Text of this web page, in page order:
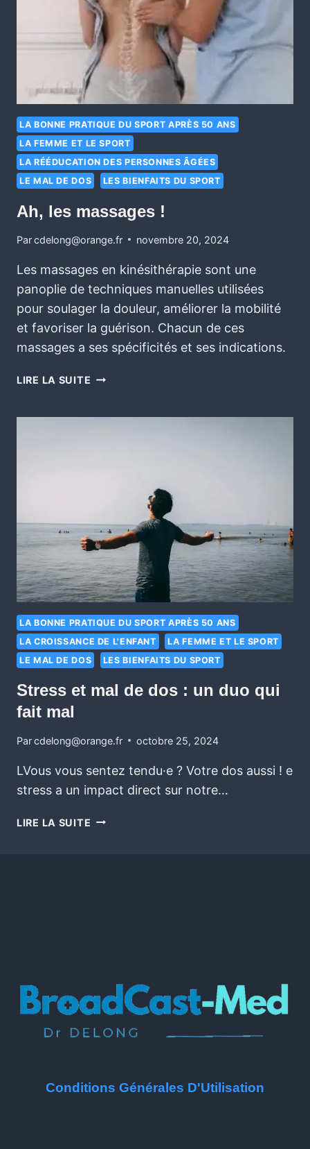
LA BONNE PRATIQUE DU SPORT APRÈS 50 ANS
LA FEMME ET LE SPORT
LA RÉÉDUCATION DES PERSONNES ÂGÉES
LE MAL DE DOS
LES BIENFAITS DU SPORT
Ah, les massages !
Parcdelong@orange.fr novembre 20, 2024
Les massages en kinésithérapie sont une
panoplie de techniques manuelles utilisées
pour soulager la douleur, améliorer la mobilité
et favoriser la guérison. Chacun de ces
massages a ses spécificités et ses indications.
LIRE LA SUITE
LA BONNE PRATIQUE DU SPORT APRÈS 50 ANS
LA CROISSANCE DE L'ENFANT
LA FEMME ET LE SPORT
LE MAL DE DOS
LES BIENFAITS DU SPORT
Stress et mal de dos : un duo qui
fait mal
Parcdelong@orange.fr octobre 25, 2024
LVous vous sentez tendu·e ? Votre dos aussi ! e
stress a un impact direct sur notre…
LIRE LA SUITE
Conditions Générales D'Utilisation